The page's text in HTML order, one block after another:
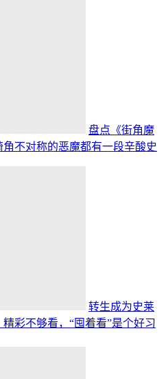
盘点《街角魔
不对称的恶魔都有一段辛酸史
转生成为史莱
彩不够看，“囤着看”是个好习